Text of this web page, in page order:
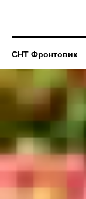
СНТ Фронтовик